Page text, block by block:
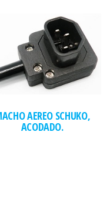
AEREO SCHUKO,
ACODADO.